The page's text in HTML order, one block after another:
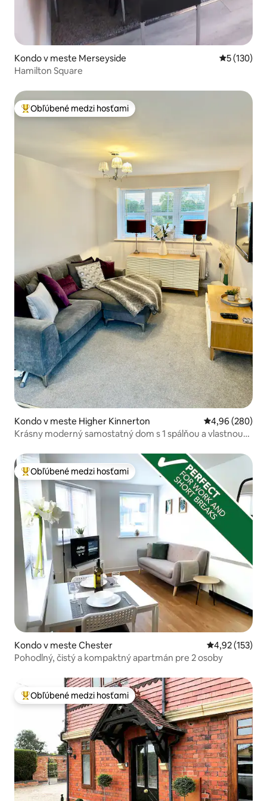
Kondo v meste Merseyside Priemerné
5 (130)
Hamilton Square
Najobľúbenejšie medzi hosťami
Obľúbené medzi hosťami
Kondo v meste Higher Kinnerton Priemerné
4,96 (280)
Krásny moderný samostatný dom s 1 spálňou a vlastnou
Najobľúbenejšie medzi hosťami
Obľúbené medzi hosťami
Kondo v meste Chester Priemerné
4,92 (153)
Pohodlný, čistý a kompaktný apartmán pre 2 osoby
Najobľúbenejšie medzi hosťami
Obľúbené medzi hosťami